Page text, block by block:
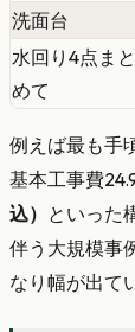
洗面台
水回り4点まと
めて
例えば最も手
基本工事費
込） といった
伴う大規模事
なり幅が出て